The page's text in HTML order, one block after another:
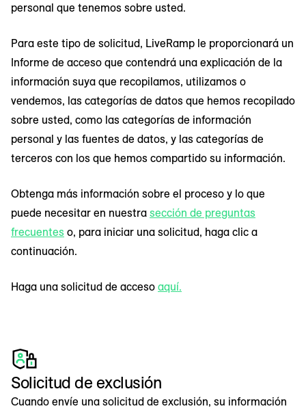
personal que tenemos sobre usted.
Para este tipo de solicitud, LiveRamp le proporcionará un
Informe de acceso que contendrá una explicación de la
información suya que recopilamos, utilizamos o
vendemos, las categorías de datos que hemos recopilado
sobre usted, como las categorías de información
personal y las fuentes de datos, y las categorías de
terceros con los que hemos compartido su información.
Obtenga más información sobre el proceso y lo que
puede necesitar en nuestra sección de preguntas
frecuentes o, para iniciar una solicitud, haga clic a
continuación.
Haga una solicitud de acceso aquí.
Solicitud de exclusión
Cuando envíe una solicitud de exclusión, su información